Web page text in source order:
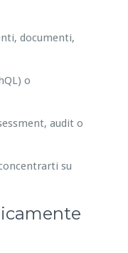
documenti,
o
audit o
su